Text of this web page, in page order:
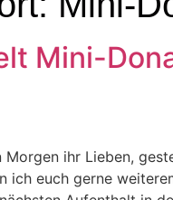
Mini-
Morgen ihr Lieben,
ich euch gerne